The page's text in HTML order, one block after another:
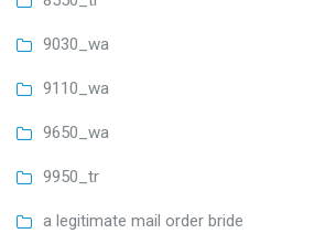
9030_wa
9110_wa
9650_wa
9950_tr
a legitimate mail order bride